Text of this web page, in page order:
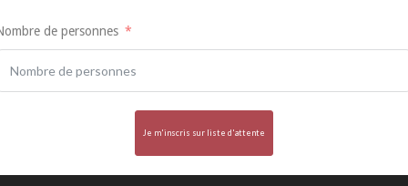
de personnes
Je m'inscris sur liste d'attente